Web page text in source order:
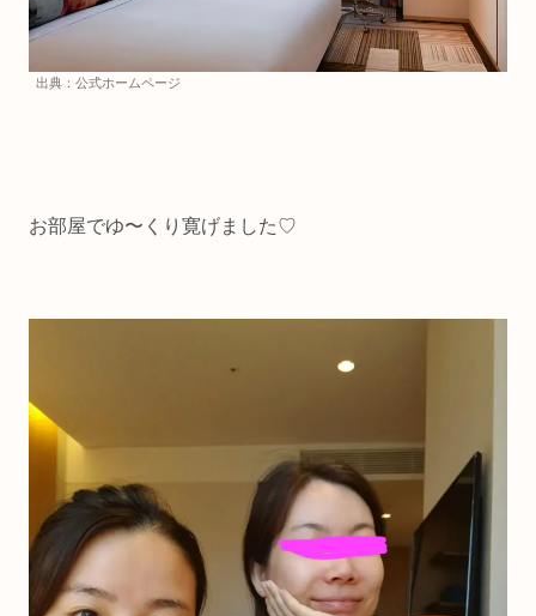
出典：公式ホームページ
お部屋でゆ〜くり寛げました♡